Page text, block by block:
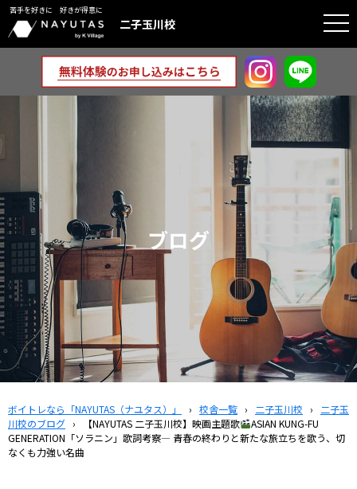
苦手を好きに 好きが得意に
二子玉川校
ブログ
ボイトレなら「NAYUTAS（ナユタス）」 › 校舎一覧 › 二子玉川校 ›
二子玉
川校のブログ › 【NAYUTAS 二子玉川校】映画主題歌
ASIAN KUNG-FU
GENERATION「ソラニン」歌詞考察— 青春の終わりと新たな旅立ちを歌う、切
なくも力強い名曲